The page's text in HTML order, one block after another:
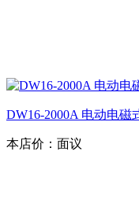
DW16-2000A 电动电
本店价： 面议